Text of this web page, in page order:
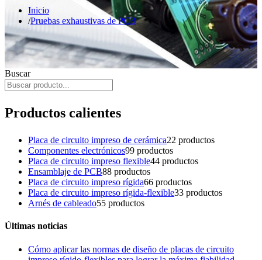
Inicio
Pruebas exhaustivas de PCB
Buscar
Productos calientes
Placa de circuito impreso de cerámica22 productos
Componentes electrónicos99 productos
Placa de circuito impreso flexible44 productos
Ensamblaje de PCB88 productos
Placa de circuito impreso rígida66 productos
Placa de circuito impreso rígida-flexible33 productos
Arnés de cableado55 productos
Últimas noticias
Cómo aplicar las normas de diseño de placas de circuito